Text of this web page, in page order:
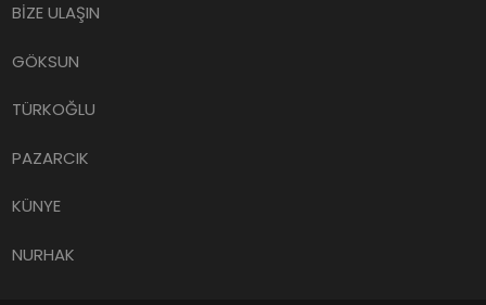
BİZE ULAŞIN
GÖKSUN
TÜRKOĞLU
PAZARCIK
KÜNYE
NURHAK